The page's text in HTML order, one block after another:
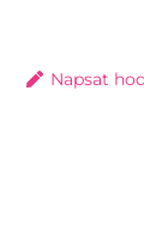
Napsat